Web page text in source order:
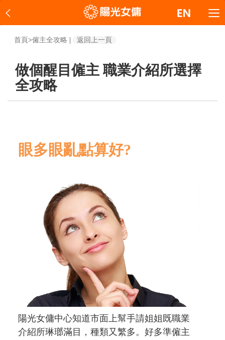
首頁>僱主全攻略 返回上一頁
做個醒目僱主 職業介紹所選擇
全攻略
眼多眼亂點算好?
陽光女傭中心知道市面上幫手請姐姐既職業
介紹所琳瑯滿目，種類又繁多。好多準僱主